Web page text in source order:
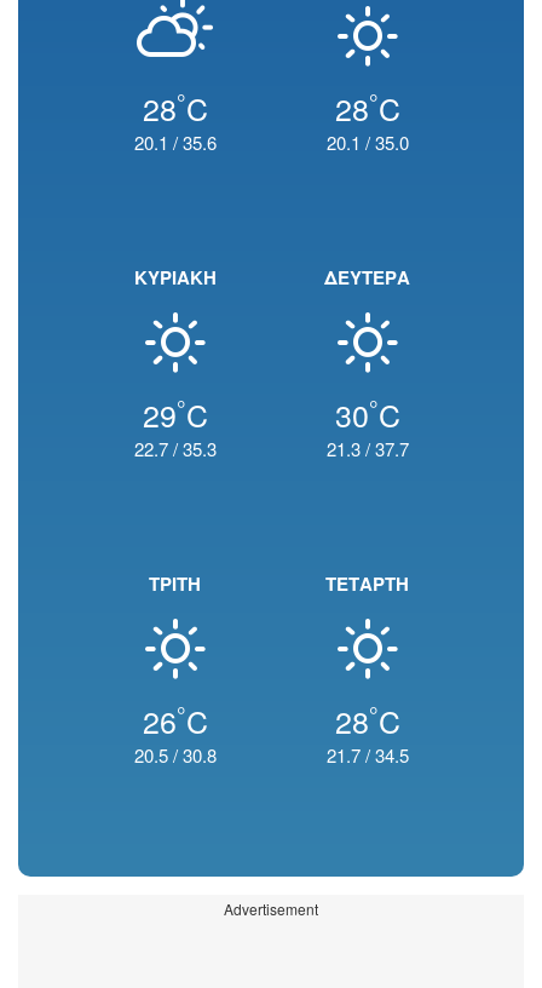
28°C
20.1 /35.6
28°C
20.1 /35.0
ΚΥΡΙΑΚΗ
29°C
22.7/35.3
ΔΕΥΤΕΡΑ
30°C
21.3/37.7
ΤΡΙΤΗ
26°C
20.5/30.8
ΤΕΤΑΡΤΗ
28°C
21.7/34.5
Advertisement